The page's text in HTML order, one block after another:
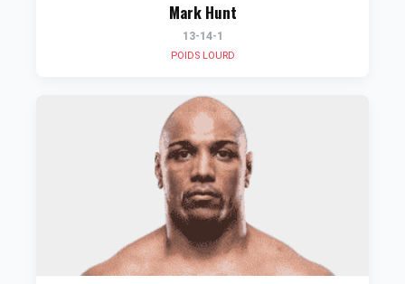
Mark Hunt
13-14-1
POIDS LOURD